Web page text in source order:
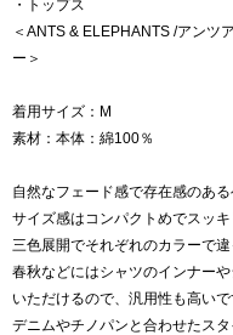
・トップス
＜ANTS & ELEPHANTS /アンツ
ー＞
着用サイズ：M
素材：本体：綿100％
自然なフェード感で存在感のある
サイズ感はコンパクトめでスッキ
三色展開でそれぞれのカラーで違
春秋などにはシャツのインナー
いただけるので、汎用性も高いで
デニムやチノパンと合わせたス